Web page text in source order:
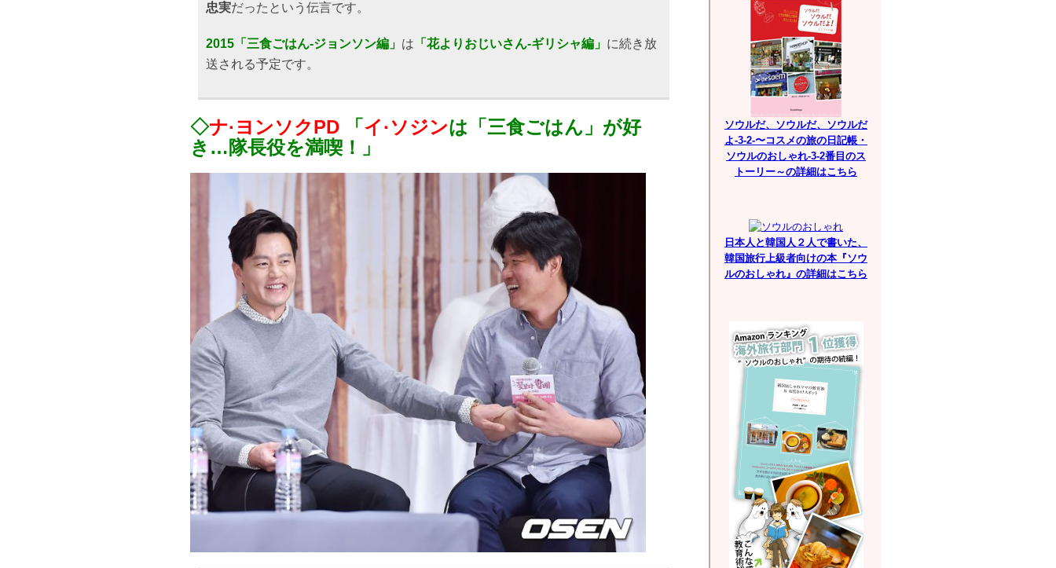
忠実だったという伝言です。
2015「三食ごはん-ジョンソン編」 は 「花よりおじいさん-ギリシャ編」 に続き放
送される予定です。
◇ナ·ヨンソクPD 「 イ·ソジンは「三食ごはん」が好
き…隊長役を満喫！」
ソウルだ、ソウルだ、ソウルだ
よ-3-2-〜コスメの旅の日記帳・
ソウルのおしゃれ-3-2番目のス
トーリー～の詳細はこちら
日本人と韓国人２人で書いた、
韓国旅行上級者向けの本『ソウ
ルのおしゃれ』の詳細はこちら